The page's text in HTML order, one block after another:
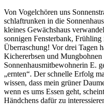
Von Vogelchören uns
schlaftrunken in die
kleines Gewächshaus
sonnigen Fensterbank,
Überraschung! Vor drei Tagen
Kichererbsen und Mungbohnen
Sonnenhausmitbewohnerin E.
„ernten“. Der schnelle Erfolg
wissen, dass mein grüner
wenn es ums Essen geht,
Händchens dafür zu